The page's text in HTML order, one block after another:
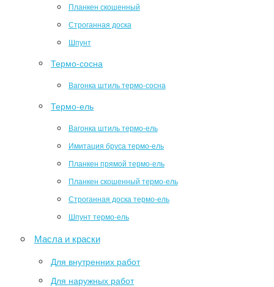
Планкен скошенный
Строганная доска
Шпунт
Термо-сосна
Вагонка штиль термо-сосна
Термо-ель
Вагонка штиль термо-ель
Имитация бруса термо-ель
Планкен прямой термо-ель
Планкен скошенный термо-ель
Строганная доска термо-ель
Шпунт термо-ель
Масла и краски
Для внутренних работ
Для наружных работ